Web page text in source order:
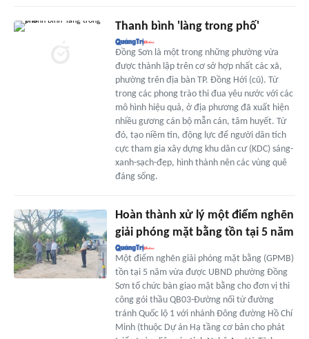
Thanh bình 'làng trong phố'
Đồng Sơn là một trong những phường vừa
được thành lập trên cơ sở hợp nhất các xã,
phường trên địa bàn TP. Đồng Hới (cũ). Từ
trong các phong trào thi đua yêu nước với các
mô hình hiệu quả, ở địa phương đã xuất hiện
nhiều gương cán bộ mẫn cán, tâm huyết. Từ
đó, tạo niềm tin, động lực để người dân tích
cực tham gia xây dựng khu dân cư (KDC) sáng-
xanh-sạch-đẹp, hình thành nên các vùng quê
đáng sống.
Hoàn thành xử lý một điểm nghẽn
giải phóng mặt bằng tồn tại 5 năm
Một điểm nghẽn giải phóng mặt bằng (GPMB)
tồn tại 5 năm vừa được UBND phường Đồng
Sơn tổ chức bàn giao mặt bằng cho đơn vị thi
công gói thầu QB03-Đường nối từ đường
tránh Quốc lộ 1 với nhánh Đông đường Hồ Chí
Minh (thuộc Dự án Hạ tầng cơ bản cho phát